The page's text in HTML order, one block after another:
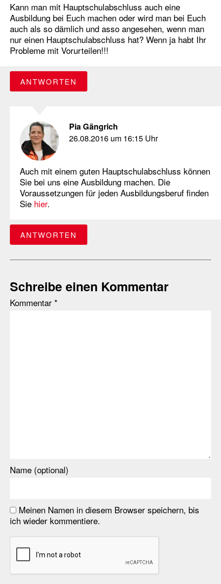
Kann man mit Hauptschulabschluss auch eine
Ausbildung bei Euch machen oder wird man bei Euch
auch als so dämlich und asso angesehen, wenn man
nur einen Hauptschulabschluss hat? Wenn ja habt Ihr
Probleme mit Vorurteilen!!!
ANTWORTEN
Pia Gängrich
26.08.2016 um 16:15 Uhr
Auch mit einem guten Hauptschulabschluss können
Sie bei uns eine Ausbildung machen. Die
Voraussetzungen für jeden Ausbildungsberuf finden
Sie hier.
ANTWORTEN
Schreibe einen Kommentar
Kommentar *
Name (optional)
Meinen Namen in diesem Browser speichern, bis
ich wieder kommentiere.